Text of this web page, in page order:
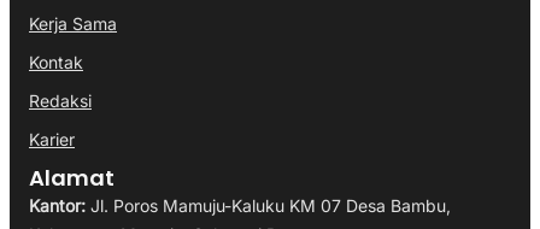
Kerja Sama
Kontak
Redaksi
Karier
Alamat
Kantor: Jl. Poros Mamuju-Kaluku KM 07 Desa Bambu,